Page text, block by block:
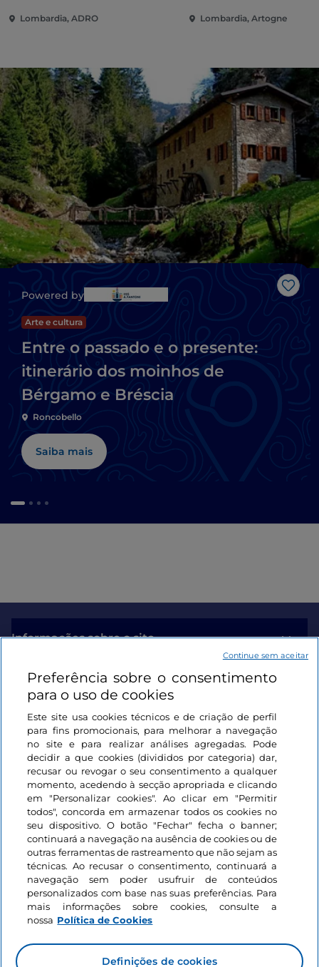
Lombardia, ADRO Lombardia, Artogne
Powered by
Arte e cultura
Entre o passado e o presente:
itinerário dos moinhos de
Bérgamo e Bréscia
Roncobello
Saiba mais
Informações sobre o site
Ligações úteis
Iniciar sessão
Mantenha-se em contacto
Preferência sobre o consentimento
para o uso de cookies
Este site usa cookies técnicos e de criação de perfil
para fins promocionais, para melhorar a navegação
no site e para realizar análises agregadas. Pode
decidir a que cookies (divididos por categoria) dar,
recusar ou revogar o seu consentimento a qualquer
momento, acedendo à secção apropriada e clicando
em "Personalizar cookies". Ao clicar em "Permitir
todos", concorda em armazenar todos os cookies no
seu dispositivo. O botão "Fechar" fecha o banner;
continuará a navegação na ausência de cookies ou de
outras ferramentas de rastreamento que não sejam as
técnicas. Ao recusar o consentimento, continuará a
navegação sem poder usufruir de conteúdos
personalizados com base nas suas preferências. Para
mais informações sobre cookies, consulte a
nossa Política de Cookies
Definições de cookies
Continue sem aceitar